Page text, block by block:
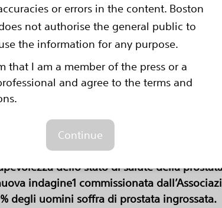
or errors in the content. Boston
not authorise the general public to
the information for any purpose.
that I am a member of the press or a
and agree to the terms and
Continue
percentuali minori
di impianti di
I nuovi dati sul sistema valvolare aortico
l’efficacia e le... Read more
di consapevolezza
negli uomini
dello stato di salute della
indagine1 commissionata
degli uomini soffra di prostata ingrossata.